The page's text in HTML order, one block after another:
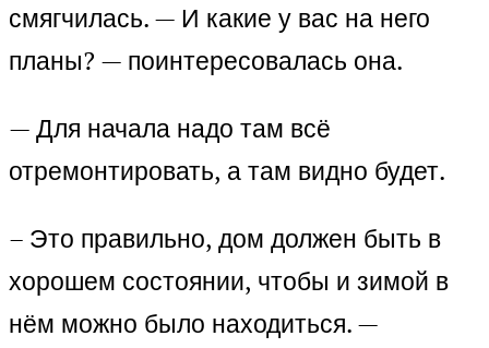
смягчилась. — И какие у вас на него
планы? — поинтересовалась она.
— Для начала надо там всё
отремонтировать, а там видно будет.
– Это правильно, дом должен быть в
хорошем состоянии, чтобы и зимой в
нём можно было находиться. —